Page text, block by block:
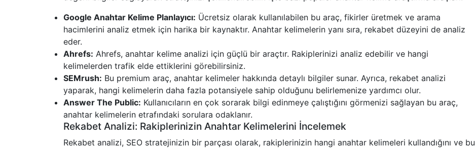
Google Anahtar Kelime Planlayıcı: Ücretsiz olarak kullanılabilen bu araç, fikirler üretmek ve arama
hacimlerini analiz etmek için harika bir kaynaktır. Anahtar kelimelerin yanı sıra, rekabet düzeyini de analiz
eder.
Ahrefs: Ahrefs, anahtar kelime analizi için güçlü bir araçtır. Rakiplerinizi analiz edebilir ve hangi
kelimelerden trafik elde ettiklerini görebilirsiniz.
SEMrush: Bu premium araç, anahtar kelimeler hakkında detaylı bilgiler sunar. Ayrıca, rekabet analizi
yaparak, hangi kelimelerin daha fazla potansiyele sahip olduğunu belirlemenize yardımcı olur.
Answer The Public: Kullanıcıların en çok sorarak bilgi edinmeye çalıştığını görmenizi sağlayan bu araç,
anahtar kelimelerin etrafındaki sorulara odaklanır.
Rekabet Analizi: Rakiplerinizin Anahtar Kelimelerini İncelemek
Rekabet analizi, SEO stratejinizin bir parçası olarak, rakiplerinizin hangi anahtar kelimeleri kullandığını ve bu